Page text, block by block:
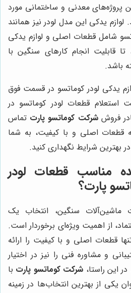
پروژه‌های معدنی و ساختمانی مورد
لوازم یدکی این مدل لودر نیز همانند
شامل قطعات اصلی و لوازم یدکی
قابلیت انجام کارهای سنگین با
باشد.
یدکی لودر کوماتسو در قسمت فوق
قطعات لودر کوماتسو در
فروششرکت کوماتسو پارت تماس
قطعات اصلی و با کیفیت، به شما
بهترین شرایط نگهداری کنید.
مناسب قطعات لودر
پارت؟
ماشین‌آلات سنگین، انتخاب یک
از اهمیت ویژه‌ای برخوردار است.
قطعات اصلی و با کیفیت را ارائه
و مشاوره فنی را نیز در اختیار
این راستا، شرکت کوماتسو پارت با
یکی از بهترین انتخاب‌ها در زمینه